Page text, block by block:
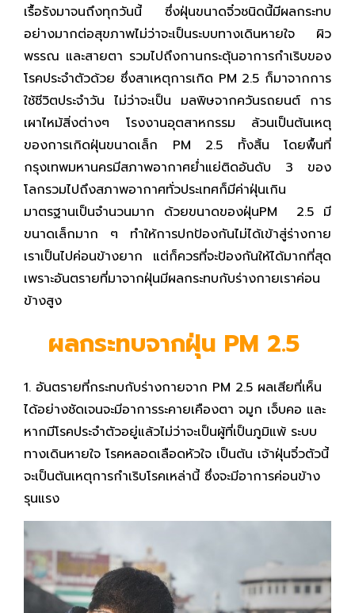
เรื้อรังมาจนถึงทุกวันนี้ ซึ่งฝุ่นขนาดจิ๋วชนิดนี้มีผลกระทบ
อย่างมากต่อสุขภาพไม่ว่าจะเป็นระบบทางเดินหายใจ ผิว
พรรณ และสายตา รวมไปถึงกานกระตุ้นอาการกำเริบของ
โรคประจำตัวด้วย ซึ่งสาเหตุการเกิด PM 2.5 ก็มาจากการ
ใช้ชีวิตประจำวัน ไม่ว่าจะเป็น มลพิษจากควันรถยนต์ การ
เผาไหม้สิ่งต่างๆ โรงงานอุตสาหกรรม ล้วนเป็นต้นเหตุ
ของการเกิดฝุ่นขนาดเล็ก PM 2.5 ทั้งสิ้น โดยพื้นที่
กรุงเทพมหานครมีสภาพอากาศย่ำแย่ติดอันดับ 3 ของ
โลกรวมไปถึงสภาพอากาศทั่วประเทศก็มีค่าฝุ่นเกิน
มาตรฐานเป็นจำนวนมาก ด้วยขนาดของฝุ่นPM 2.5 มี
ขนาดเล็กมาก ๆ ทำให้การปกป้องกันไม่ได้เข้าสู่ร่างกาย
เราเป็นไปค่อนข้างยาก แต่ก็ควรที่จะป้องกันให้ได้มากที่สุด
เพราะอันตรายที่มาจากฝุ่นมีผลกระทบกับร่างกายเราค่อน
ข้างสูง
ผลกระทบจากฝุ่น PM 2.5
1. อันตรายที่กระทบกับร่างกายจาก PM 2.5 ผลเสียที่เห็น
ได้อย่างชัดเจนจะมีอาการระคายเคืองตา จมูก เจ็บคอ และ
หากมีโรคประจำตัวอยู่แล้วไม่ว่าจะเป็นผู้ที่เป็นภูมิแพ้ ระบบ
ทางเดินหายใจ โรคหลอดเลือดหัวใจ เป็นต้น เจ้าฝุ่นจิ๋วตัวนี้
จะเป็นต้นเหตุการกำเริบโรคเหล่านี้ ซึ่งจะมีอาการค่อนข้าง
รุนแรง